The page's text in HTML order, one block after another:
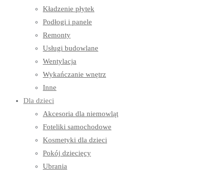
Kładzenie płytek
Podłogi i panele
Remonty
Usługi budowlane
Wentylacja
Wykańczanie wnętrz
Inne
Dla dzieci
Akcesoria dla niemowląt
Foteliki samochodowe
Kosmetyki dla dzieci
Pokój dziecięcy
Ubrania